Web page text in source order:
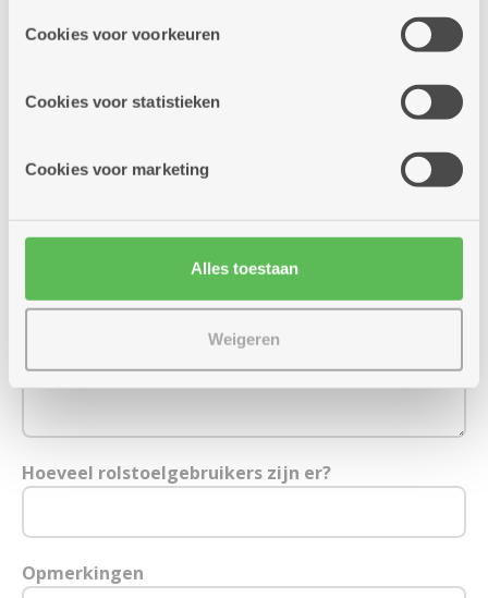
informatie over jouw (geanonimiseerd) gebruik van onze
partners kunnen deze gegevens combineren met andere
Cookies voor voorkeuren
Cookies voor statistieken
Cookies voor marketing
Alles toestaan
Weigeren
E-mailadres
Hoeveel extra personen breng je mee?
Wat zijn de namen van deze deelnemers?
Hoeveel rolstoelgebruikers zijn er?
Opmerkingen